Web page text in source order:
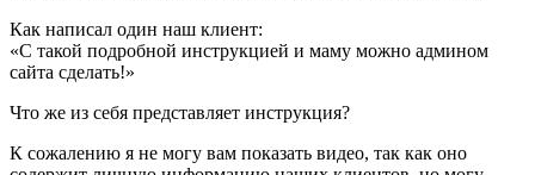
Как написал один наш клиент:
«С такой подробной инструкцией и маму можно админом
сайта сделать!»
Что же из себя представляет инструкция?
К сожалению я не могу вам показать видео, так как оно